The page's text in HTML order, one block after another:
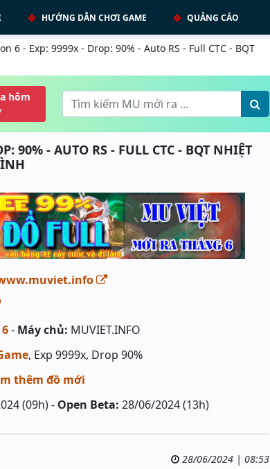
HƯỚNG DẪN CHƠI GAME QUẢNG CÁO
6 - Exp: 9999x - Drop: 90% - Auto RS - Full CTC - BQT
hôm
90% - AUTO RS - FULL CTC - BQT NHIỆT
- Máy chủ: MUVIET.INFO
, Exp 9999x, Drop 90%
thêm đồ mới
(09h) - Open Beta: 28/06/2024 (13h)
28/06/2024 | 08:53